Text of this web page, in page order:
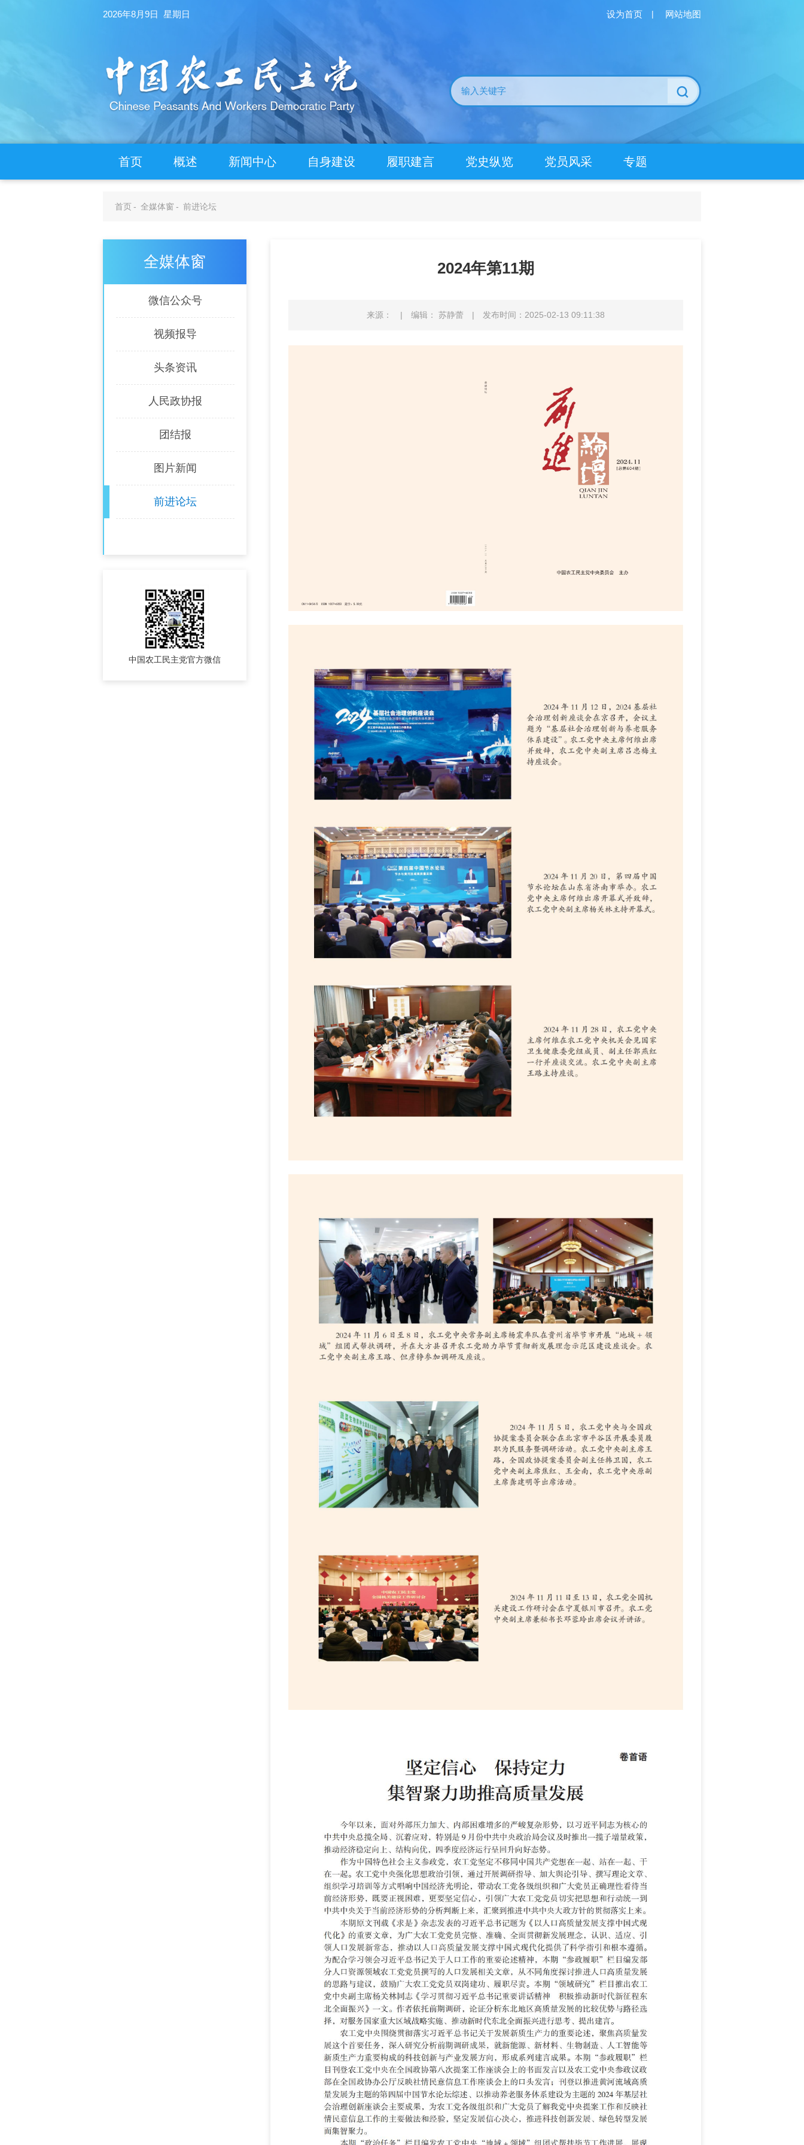
2026年8月9日 星期日 设为首页 | 网站地图
首页 概述 新闻中心 自身建设 履职建言 党史纵览 党员风采 专题
首页- 全媒体窗 - 前进论坛
全媒体窗
微信公众号
视频报导
头条资讯
人民政协报
团结报
图片新闻
前进论坛
中国农工民主党官方微信
2024年第11期
来源： | 编辑： 苏静蕾 | 发布时间：2025-02-13 09:11:38